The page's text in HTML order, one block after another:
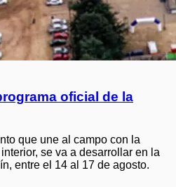
oficial de la
que une al campo con la
se va a desarrollar en la
entre el 14 al 17 de agosto.